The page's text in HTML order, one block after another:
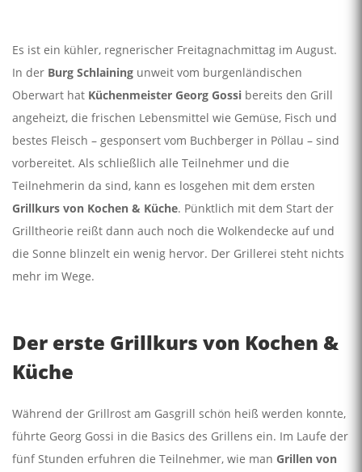
Es ist ein kühler, regnerischer Freitagnachmittag im August.
In der Burg Schlaining unweit vom burgenländischen
Oberwart hat Küchenmeister Georg Gossi bereits den Grill
angeheizt, die frischen Lebensmittel wie Gemüse, Fisch und
bestes Fleisch – gesponsert vom Buchberger in Pöllau – sind
vorbereitet. Als schließlich alle Teilnehmer und die
Teilnehmerin da sind, kann es losgehen mit dem ersten
Grillkurs von Kochen & Küche. Pünktlich mit dem Start der
Grilltheorie reißt dann auch noch die Wolkendecke auf und
die Sonne blinzelt ein wenig hervor. Der Grillerei steht nichts
mehr im Wege.
Der erste Grillkurs von Kochen &
Küche
Während der Grillrost am Gasgrill schön heiß werden konnte,
führte Georg Gossi in die Basics des Grillens ein. Im Laufe der
fünf Stunden erfuhren die Teilnehmer, wie man Grillen von